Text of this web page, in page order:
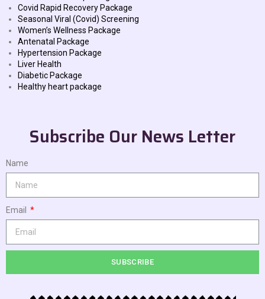
Covid Rapid Recovery Package
Seasonal Viral (Covid) Screening
Women’s Wellness Package
Antenatal Package
Hypertension Package
Liver Health
Diabetic Package
Healthy heart package
Subscribe Our News Letter
Name
Email
SUBSCRIBE